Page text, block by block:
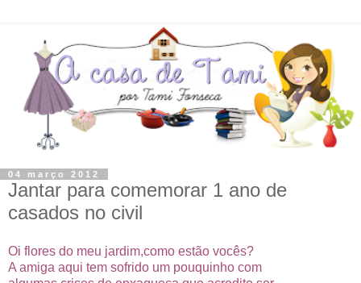
04 março 2012
Jantar para comemorar 1 ano de
casados no civil
Oi flores do meu jardim,como estão vocês?
A amiga aqui tem sofrido um pouquinho com